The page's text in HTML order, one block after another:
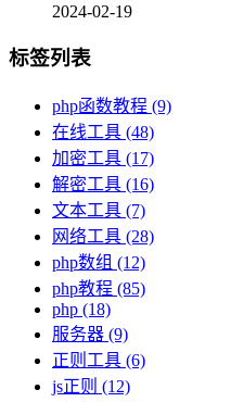
2024-02-19
标签列表
php函数教程 (9)
在线工具 (48)
加密工具 (17)
解密工具 (16)
文本工具 (7)
网络工具 (28)
php数组 (12)
php教程 (85)
php (18)
服务器 (9)
正则工具 (6)
js正则 (12)